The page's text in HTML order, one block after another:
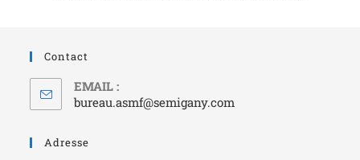
Contact
EMAIL :
bureau.asmf@semigany.com
Adresse